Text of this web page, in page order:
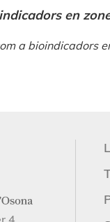
en
a bioindicadors